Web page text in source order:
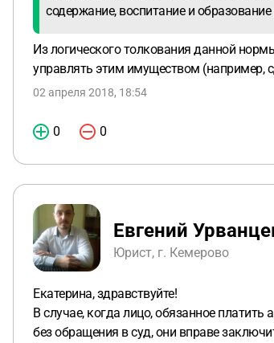
содержание, воспитание и образование
Из логического толкования данной
управлять этим имуществом (например,
02 апреля 2018, 18:54
0 0
Евгений
Юрист, г. Кемерово
Екатерина, здравствуйте!
В случае, когда лицо, обязанное
без обращения в суд, они вправе